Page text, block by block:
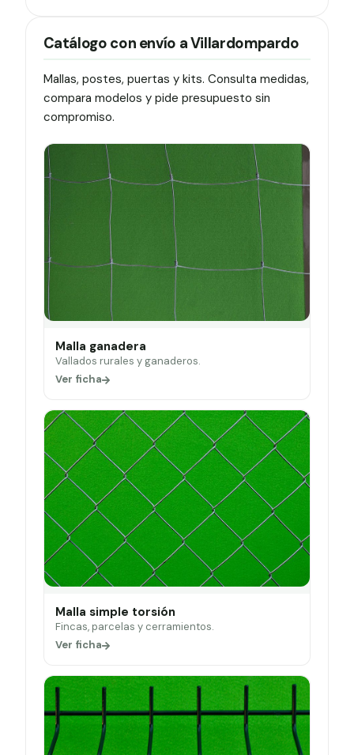
Catálogo con envío a Villardompardo
Mallas, postes, puertas y kits. Consulta medidas,
compara modelos y pide presupuesto sin
compromiso.
Malla ganadera
Vallados rurales y ganaderos.
Ver ficha
Malla simple torsión
Fincas, parcelas y cerramientos.
Ver ficha